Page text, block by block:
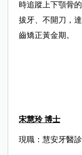
時追蹤上下顎骨
拔牙、不開刀，
齒矯正黃金期。
宋慧玲 博士
現職：慧安牙醫